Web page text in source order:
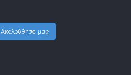
Ακολούθησε μας